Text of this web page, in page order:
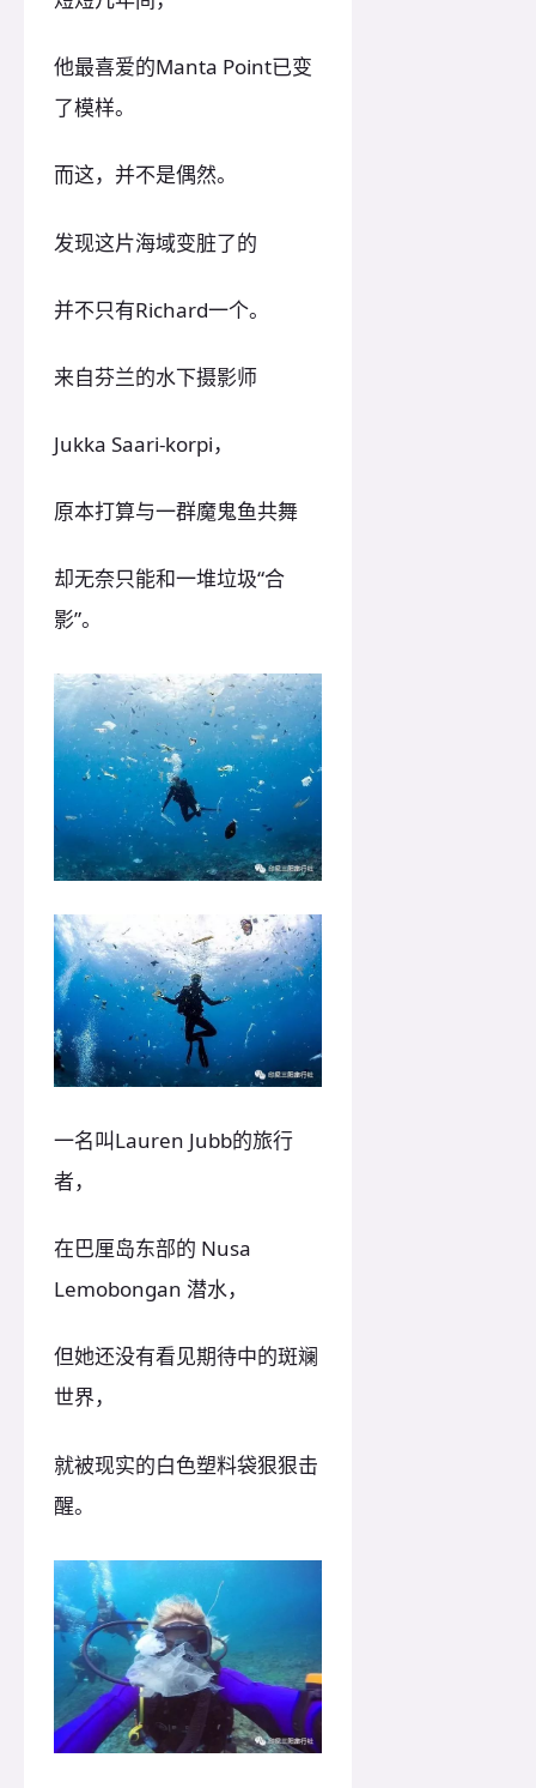
他最喜爱的Manta Point已变
了模样。
而这，并不是偶然。
发现这片海域变脏了的
并不只有Richard一个。
来自芬兰的水下摄影师
Jukka Saari-korpi，
原本打算与一群魔鬼鱼共舞
却无奈只能和一堆垃圾“合
影”。
一名叫Lauren Jubb的旅行
者，
在巴厘岛东部的 Nusa
Lemobongan 潜水，
但她还没有看见期待中的斑斓
世界，
就被现实的白色塑料袋狠狠击
醒。